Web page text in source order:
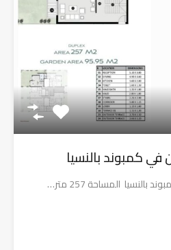
كمبوند بالنسيا
المساحة 257 متر…